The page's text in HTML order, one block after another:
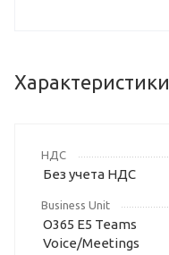
Характеристики
НДС
Без учета НДС
Business Unit
O365 E5 Teams
Voice/Meetings